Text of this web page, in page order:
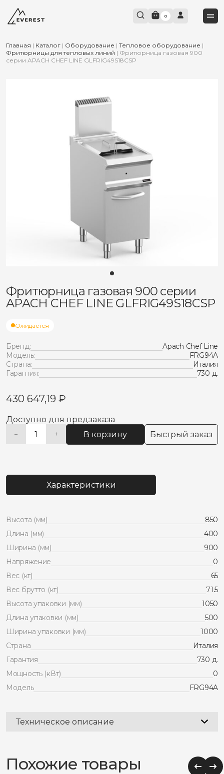
0
Главная | Каталог | Оборудование | Тепловое оборудование |
Фритюрницы для тепловых линий | Фритюрница газовая 900
серии APACH CHEF LINE GLFRIG49S18CSP
Фритюрница газовая 900 серии
APACH CHEF LINE GLFRIG49S18CSP
Ожидается
Бренд:
Apach Chef Line
Модель:
FRG94A
Страна:
Италия
Гарантия:
730 д.
430 647,19 ₽
Доступно для предзаказа
−
Количество
900
APACH
GLFRIG49S18CSP
+ В корзину Быстрый заказ
Alternative:
Характеристики
Высота (мм)
850
Длина (мм)
400
Ширина (мм)
900
Напряжение
0
Вес (кг)
65
Вес брутто (кг)
71.5
Высота упаковки (мм)
1050
Длина упаковки (мм)
500
Ширина упаковки (мм)
1000
Страна
Италия
Гарантия
730 д.
Мощность (кВт)
0
Модель
FRG94A
Техническое описание
Похожие товары